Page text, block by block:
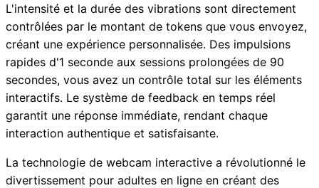
L'intensité et la durée des vibrations sont directement
contrôlées par le montant de tokens que vous envoyez,
créant une expérience personnalisée. Des impulsions
rapides d'1 seconde aux sessions prolongées de 90
secondes, vous avez un contrôle total sur les éléments
interactifs. Le système de feedback en temps réel
garantit une réponse immédiate, rendant chaque
interaction authentique et satisfaisante.
La technologie de webcam interactive a révolutionné le
divertissement pour adultes en ligne en créant des